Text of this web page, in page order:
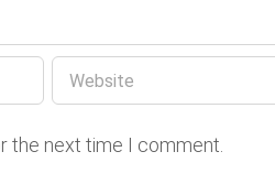
the next time I comment.